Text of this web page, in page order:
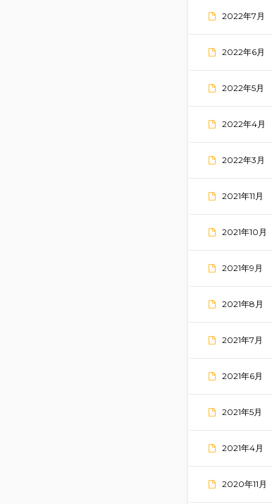
2022年7月
2022年6月
2022年5月
2022年4月
2022年3月
2021年11月
2021年10月
2021年9月
2021年8月
2021年7月
2021年6月
2021年5月
2021年4月
2020年11月